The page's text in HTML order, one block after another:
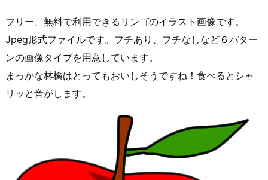
フリー、無料で利用できるリンゴのイラスト画像です。
Jpeg形式ファイルです。フチあり、フチなしなど６パター
ンの画像タイプを用意しています。
まっかな林檎はとってもおいしそうですね！食べるとシャ
リッと音がします。